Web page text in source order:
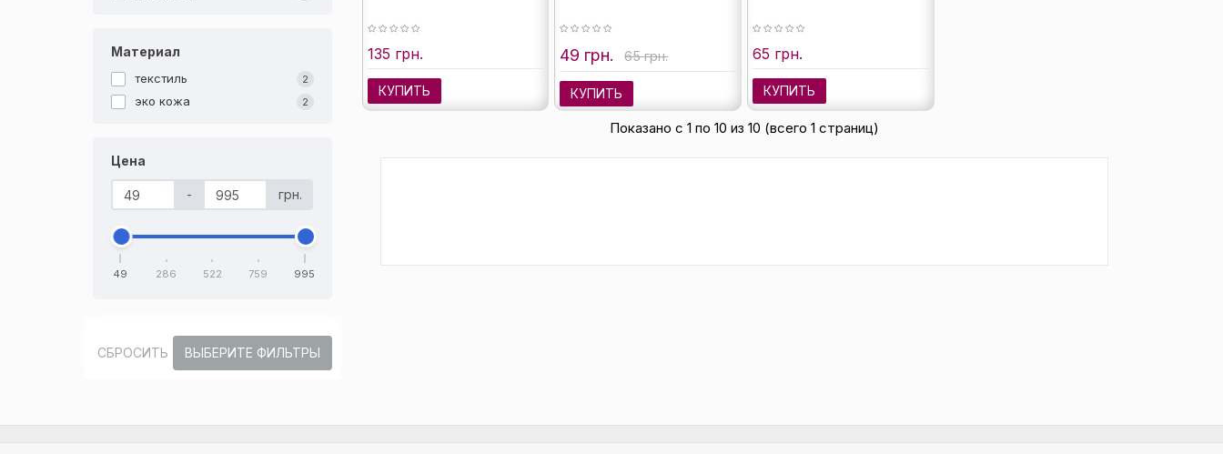
Материал
текстиль 2
эко кожа 2
Цена
- грн.
49 286 522 759 995
СБРОСИТЬ ВЫБЕРИТЕ ФИЛЬТРЫ
135 грн.
КУПИТЬ
49 грн. 65 грн.
КУПИТЬ
65 грн.
КУПИТЬ
Показано с 1 по 10 из 10 (всего 1 страниц)